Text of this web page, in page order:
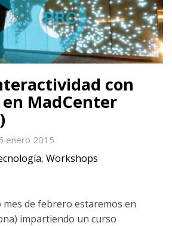
con
MadCenter
enero 2015
, Workshops
de febrero estaremos en
impartiendo un curso